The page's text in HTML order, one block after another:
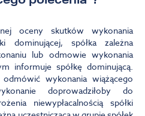
oceny skutków wykonania
dominującej, spółka zależna
lub odmowie wykonania
informuje spółkę dominującą.
wykonania wiążącego
doprowadziłoby do
niewypłacalnością spółki